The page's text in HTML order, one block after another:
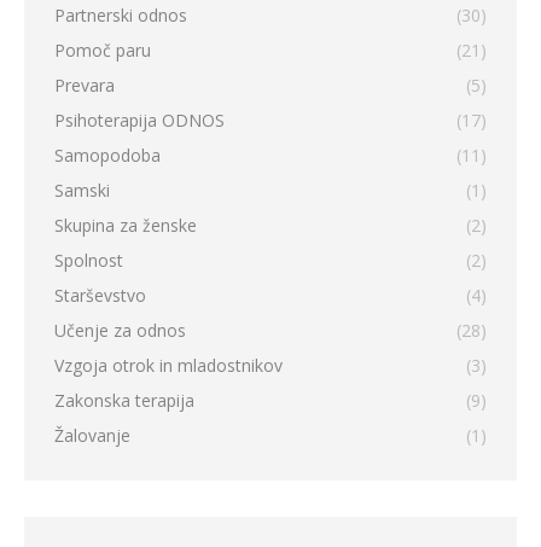
Partnerski odnos
(30)
Pomoč paru
(21)
Prevara
(5)
Psihoterapija ODNOS
(17)
Samopodoba
(11)
Samski
(1)
Skupina za ženske
(2)
Spolnost
(2)
Starševstvo
(4)
Učenje za odnos
(28)
Vzgoja otrok in mladostnikov
(3)
Zakonska terapija
(9)
Žalovanje
(1)